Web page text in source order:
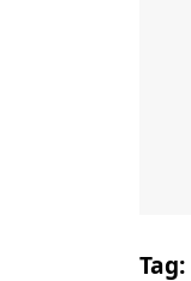
Tag: